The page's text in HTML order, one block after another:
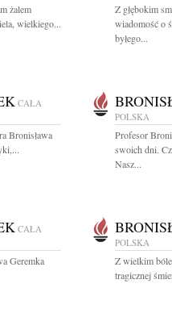
żalem
wielkiego...
Z głębokim
wiadomość o
byłego...
CAŁA
Bronisława
POLSKA
Profesor
swoich dni.
Nasz...
CAŁA
Geremka
POLSKA
Z wielkim
tragicznej